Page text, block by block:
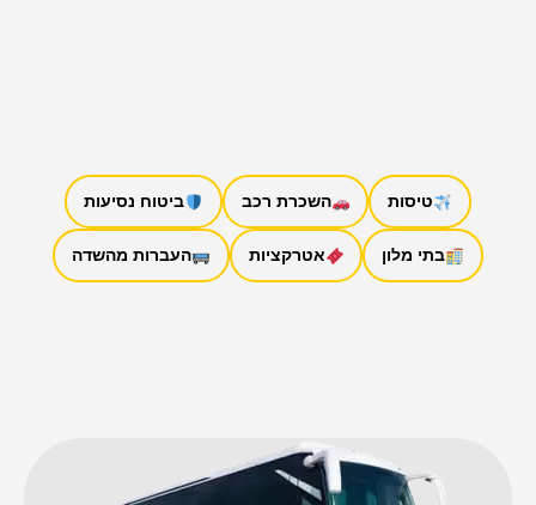
טיסות השכרת רכב ביטוח נסיעות
בתי מלון אטרקציות העברות מהשדה